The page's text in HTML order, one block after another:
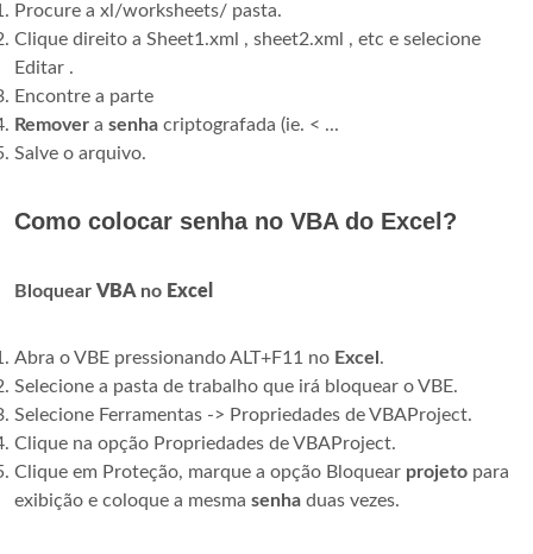
Procure a xl/worksheets/ pasta.
Clique direito a Sheet1.xml , sheet2.xml , etc e selecione
Editar .
Encontre a parte
Remover a senha criptografada (ie. < ...
Salve o arquivo.
Como colocar senha no VBA do Excel?
Bloquear VBAno Excel
Abra o VBE pressionando ALT+F11 no Excel .
Selecione a pasta de trabalho que irá bloquear o VBE.
Selecione Ferramentas -> Propriedades de VBAProject.
Clique na opção Propriedades de VBAProject.
Clique em Proteção, marque a opção Bloquear projeto para
exibição e coloque a mesma senha duas vezes.